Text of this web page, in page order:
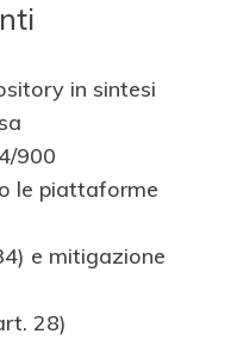
in sintesi
900
le piattaforme
e mitigazione
28)